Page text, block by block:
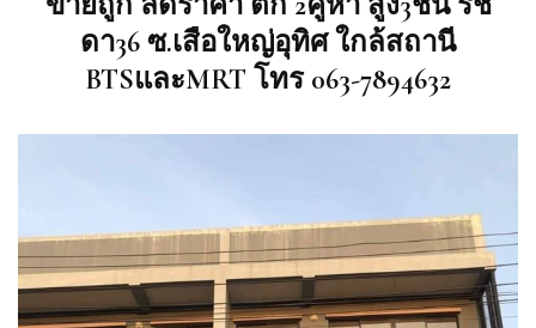
ดา36 ซ.เสือใหญ่อุทิศ ใกล้สถานี
BTSและMRT โทร 063-7894632